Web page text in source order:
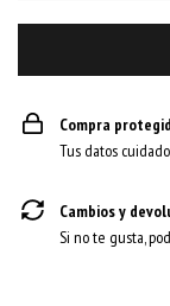
Compra
Tus datos
Cambios y
Si no te gusta,